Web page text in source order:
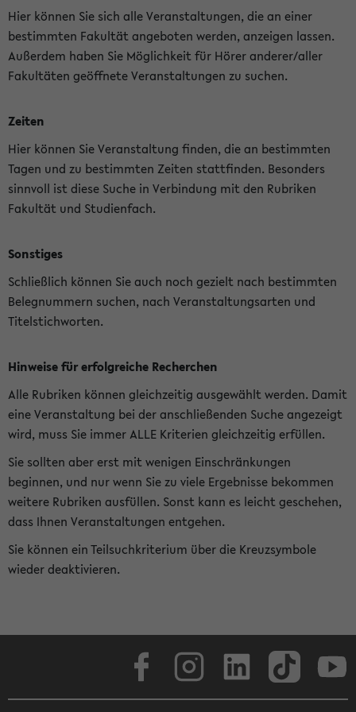
Hier können Sie sich alle Veranstaltungen, die an einer
bestimmten Fakultät angeboten werden, anzeigen lassen.
Außerdem haben Sie Möglichkeit für Hörer anderer/aller
Fakultäten geöffnete Veranstaltungen zu suchen.
Zeiten
Hier können Sie Veranstaltung finden, die an bestimmten
Tagen und zu bestimmten Zeiten stattfinden. Besonders
sinnvoll ist diese Suche in Verbindung mit den Rubriken
Fakultät und Studienfach.
Sonstiges
Schließlich können Sie auch noch gezielt nach bestimmten
Belegnummern suchen, nach Veranstaltungsarten und
Titelstichworten.
Hinweise für erfolgreiche Recherchen
Alle Rubriken können gleichzeitig ausgewählt werden. Damit
eine Veranstaltung bei der anschließenden Suche angezeigt
wird, muss Sie immer ALLE Kriterien gleichzeitig erfüllen.
Sie sollten aber erst mit wenigen Einschränkungen
beginnen, und nur wenn Sie zu viele Ergebnisse bekommen
weitere Rubriken ausfüllen. Sonst kann es leicht geschehen,
dass Ihnen Veranstaltungen entgehen.
Sie können ein Teilsuchkriterium über die Kreuzsymbole
wieder deaktivieren.